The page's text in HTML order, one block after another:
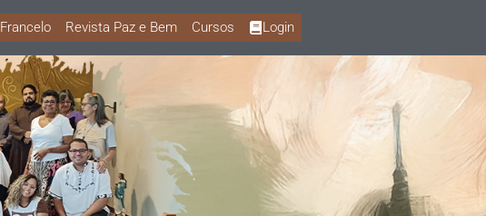
Francelo Revista Paz e Bem Cursos Login